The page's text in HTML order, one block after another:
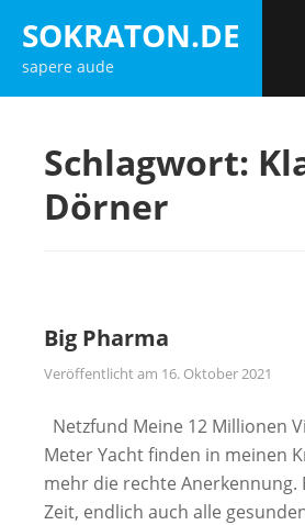
Inhalt
springen
SOKRATON.DE
sapere aude
Schlagwort:
Dörner
Big Pharma
Veröffentlicht am 16. Oktober 2021
Netzfund Meine 12 Millionen
Meter Yacht finden in meinen
mehr die rechte Anerkennung.
Zeit, endlich auch alle